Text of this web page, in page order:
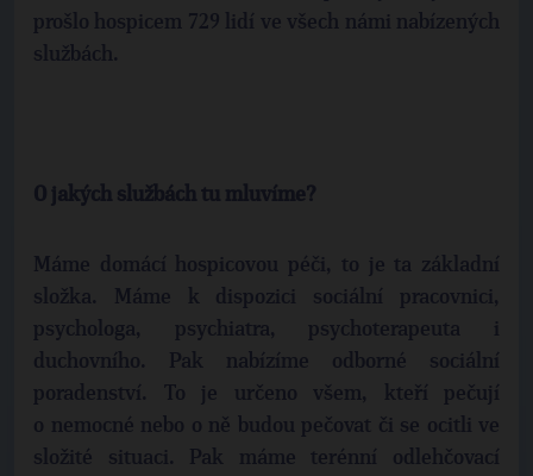
prošlo hospicem 729 lidí ve všech námi nabízených
službách.
O jakých službách tu mluvíme?
Máme domácí hospicovou péči, to je ta základní
složka. Máme k dispozici sociální pracovnici,
psychologa, psychiatra, psychoterapeuta i
duchovního. Pak nabízíme odborné sociální
poradenství. To je určeno všem, kteří pečují
o nemocné nebo o ně budou pečovat či se ocitli ve
složité situaci. Pak máme terénní odlehčovací